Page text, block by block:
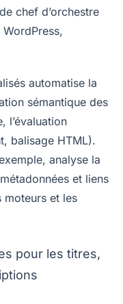
chef d’orchestre
automatise la
sémantique des
l’évaluation
balisage HTML).
analyse la
et liens
moteurs et les
pour les titres,